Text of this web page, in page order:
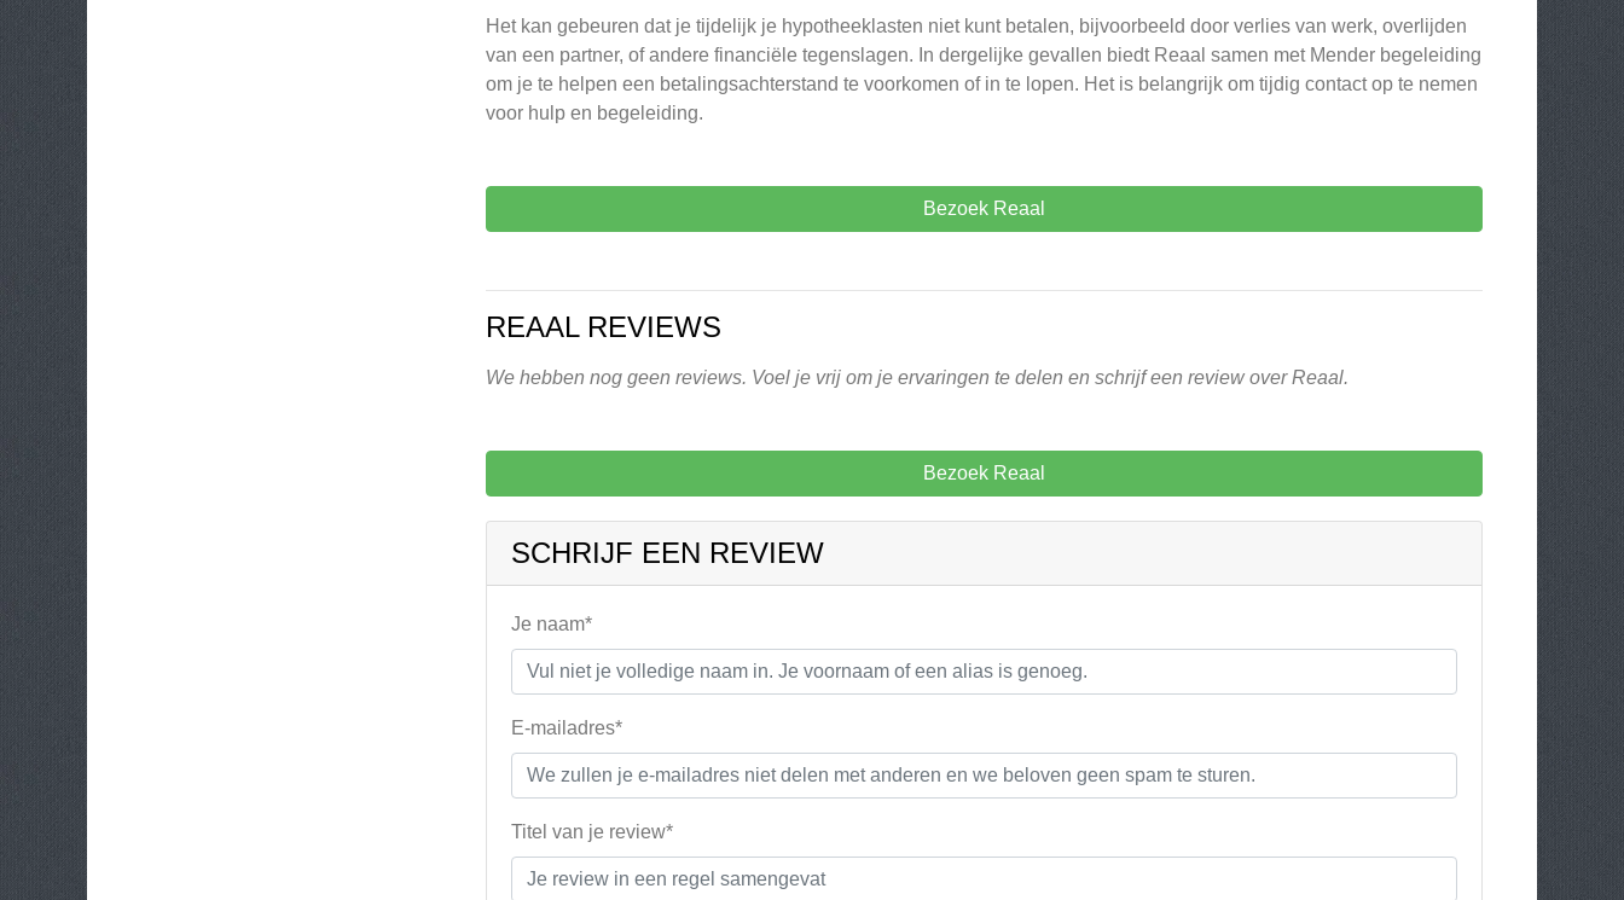
Het kan gebeuren dat je tijdelijk je hypotheeklasten niet kunt betalen, bijvoorbeeld door verlies van werk, overlijden
van een partner, of andere financiële tegenslagen. In dergelijke gevallen biedt Reaal samen met Mender begeleiding
om je te helpen een betalingsachterstand te voorkomen of in te lopen. Het is belangrijk om tijdig contact op te nemen
voor hulp en begeleiding.
Bezoek Reaal
REAAL REVIEWS
We hebben nog geen reviews. Voel je vrij om je ervaringen te delen en schrijf een review over Reaal.
Bezoek Reaal
SCHRIJF EEN REVIEW
Je naam*
E-mailadres*
Titel van je review*